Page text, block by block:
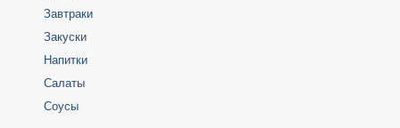
Завтраки
Закуски
Напитки
Салаты
Соусы